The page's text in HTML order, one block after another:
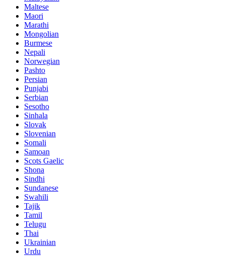
Maltese
Maori
Marathi
Mongolian
Burmese
Nepali
Norwegian
Pashto
Persian
Punjabi
Serbian
Sesotho
Sinhala
Slovak
Slovenian
Somali
Samoan
Scots Gaelic
Shona
Sindhi
Sundanese
Swahili
Tajik
Tamil
Telugu
Thai
Ukrainian
Urdu